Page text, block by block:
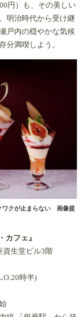
円）も、その美しい
明治時代から受け継
戸内の穏やかな気候
分満喫しよう。
ワクが止まらない 画像提
カフェ』
資生堂ビル3階
時半)
始